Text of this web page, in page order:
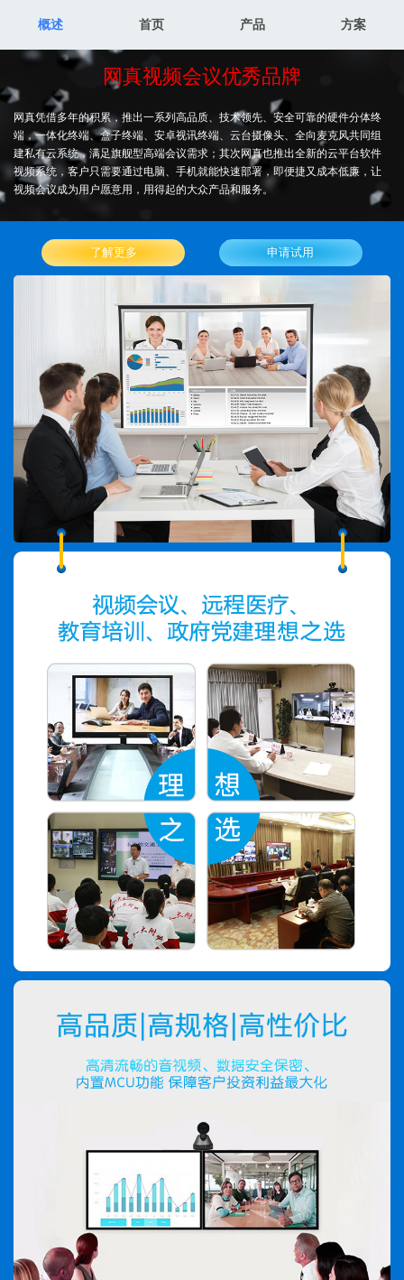
概述 首页 产品 方案
网真视频会议优秀品牌
网真凭借多年的积累，推出一系列高品质、技术领先、安全可靠的硬件分体终
端，一体化终端、盒子终端、安卓视讯终端、云台摄像头、全向麦克风共同组
建私有云系统，满足旗舰型高端会议需求；其次网真也推出全新的云平台软件
视频系统，客户只需要通过电脑、手机就能快速部署，即便捷又成本低廉，让
视频会议成为用户愿意用，用得起的大众产品和服务。
了解更多 申请试用